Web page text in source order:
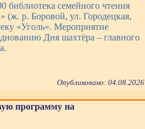
библиотека семейного чтения
(ж. р. Боровой, ул. Городецкая,
«Уголь». Мероприятие
Дня шахтёра – главного
Опубликовано: 04.08.2026
программу на